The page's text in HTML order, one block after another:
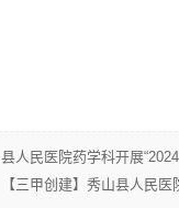
县人民医院药学科开展
【三甲创建】秀山县人民医